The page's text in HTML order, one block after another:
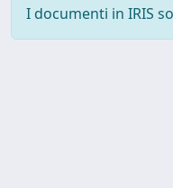
I documenti in IRIS